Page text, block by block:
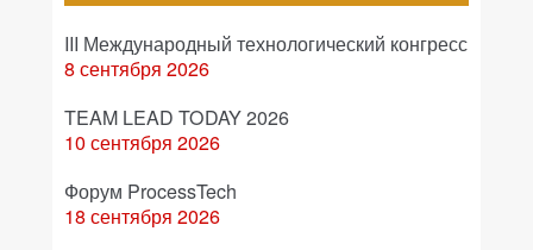
III Международный технологический конгресс
8 сентября 2026
TEAM LEAD TODAY 2026
10 сентября 2026
Форум ProcessTech
18 сентября 2026